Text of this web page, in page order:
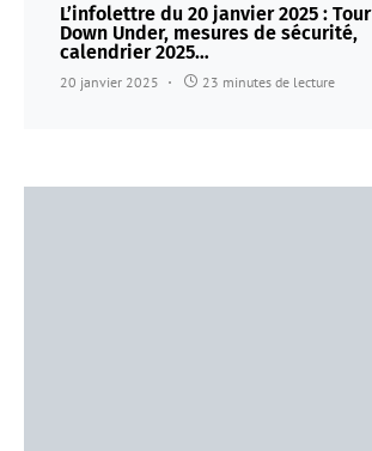
L’infolettre du 20 janvier 2025 : Tour
Down Under, mesures de sécurité,
calendrier 2025…
20 janvier 2025 23 minutes de lecture